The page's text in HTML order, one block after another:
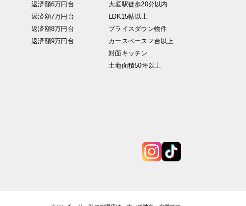
返済額6万円台
返済額7万円台
返済額8万円台
返済額9万円台
大垣駅徒歩20分以内
LDK15帖以上
プライスダウン物件
カースペース２台以上
対面キッチン
土地面積50坪以上